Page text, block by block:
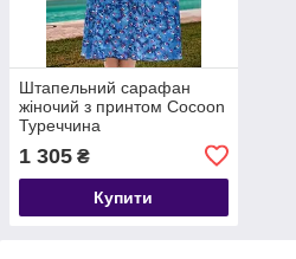
Штапельний сарафан
жіночий з принтом Cocoon
Туреччина
1 305 ₴
Купити